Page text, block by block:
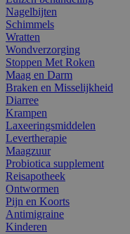
Nagelbijten
Schimmels
Wratten
Wondverzorging
Stoppen Met Roken
Maag en Darm
Braken en Misselijkheid
Diarree
Krampen
Laxeeringsmiddelen
Levertherapie
Maagzuur
Probiotica supplement
Reisapotheek
Ontwormen
Pijn en Koorts
Antimigraine
Kinderen